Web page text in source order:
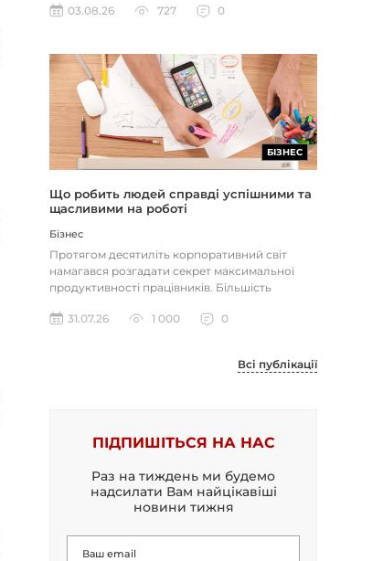
03.08.26
727 0
БІЗНЕС
Що робить людей справді успішними та
щасливими на роботі
Бізнес
Протягом десятиліть корпоративний світ
намагався розгадати секрет максимальної
продуктивності працівників. Більшість
31.07.26
1 000 0
Всі публікації
ПІДПИШІТЬСЯ НА НАС
Раз на тиждень ми будемо
надсилати Вам найцікавіші
новини тижня